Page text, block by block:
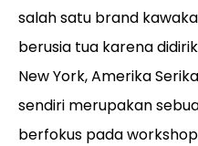
salah satu brand
berusia tua karena
New York, Amerika
sendiri merupakan
berfokus pada